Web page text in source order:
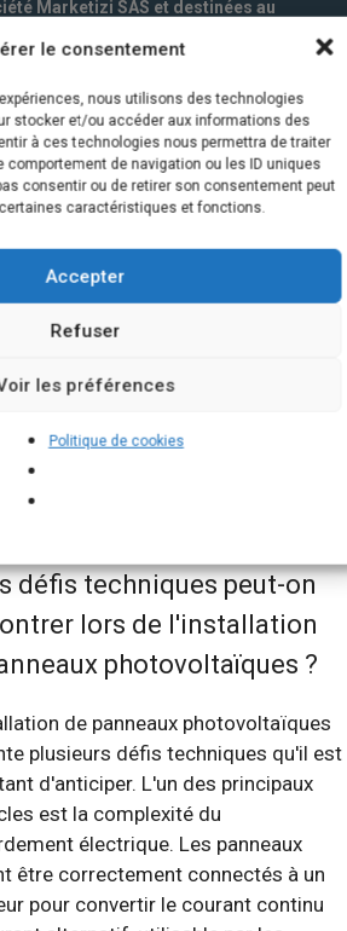
le consentement
nous utilisons des technologies
stocker et/ou accéder aux informations des
à ces technologies nous permettra de traiter
comportement de navigation ou les ID uniques
consentir ou de retirer son consentement peut
caractéristiques et fonctions.
Accepter
Refuser
les préférences
Politique de cookies
Marketizi SAS et destinées au
sur nos centrales
et réponses
défis techniques peut-on
lors de l'installation
photovoltaïques ?
de panneaux photovoltaïques
plusieurs défis techniques qu'il est
d'anticiper. L'un des principaux
est la complexité du
électrique. Les panneaux
être correctement connectés à un
pour convertir le courant continu